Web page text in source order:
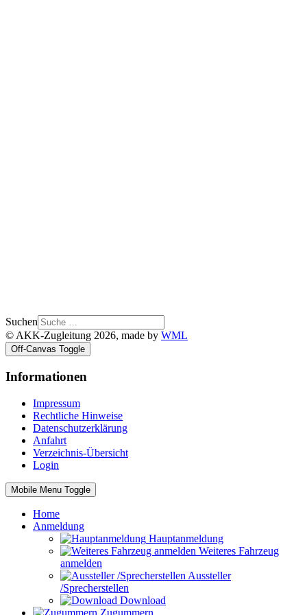
Suchen
© AKK-Zugleitung 2026, made by WML
Off-Canvas Toggle
Informationen
Impressum
Rechtliche Hinweise
Datenschutzerklärung
Anfahrt
Verzeichnis-Übersicht
Login
Mobile Menu Toggle
Home
Anmeldung
Hauptanmeldung
Weiteres Fahrzeug
anmelden
Aussteller
/Sprecherstellen
Download
Zugummern